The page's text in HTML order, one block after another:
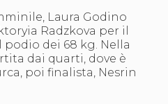
FISDIR
Fisico
Laura Godino
Radzkova per il
dei 68 kg. Nella
dai quarti, dove è
poi finalista, Nesrin